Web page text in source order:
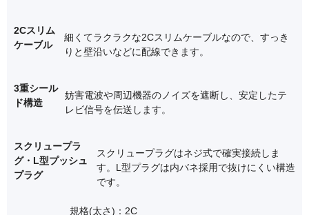
2Cスリム
ケーブル
細くてラクラクな2Cスリムケーブルなので、すっき
りと壁沿いなどに配線できます。
3重シール
ド構造
妨害電波や周辺機器のノイズを遮断し、安定したテ
レビ信号を伝送します。
スクリュープラ
グ・L型プッシュ
プラグ
スクリュープラグはネジ式で確実接続しま
す。L型プラグは内バネ採用で抜けにくい構造
です。
規格(太さ)：2C